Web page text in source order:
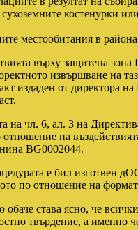
костенурки
местообитания в
върху защитена
извършване на
издаден от директора
на чл. 6, ал. 3 на
на
BG0002044.
е бил изготвен
по отношение на
става ясно, че
твърдение, а именно